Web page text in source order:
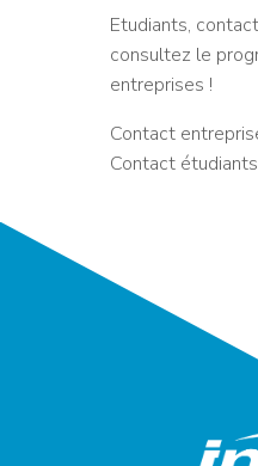
Etudiants,
consultez le
entreprises !
Contact
Contact